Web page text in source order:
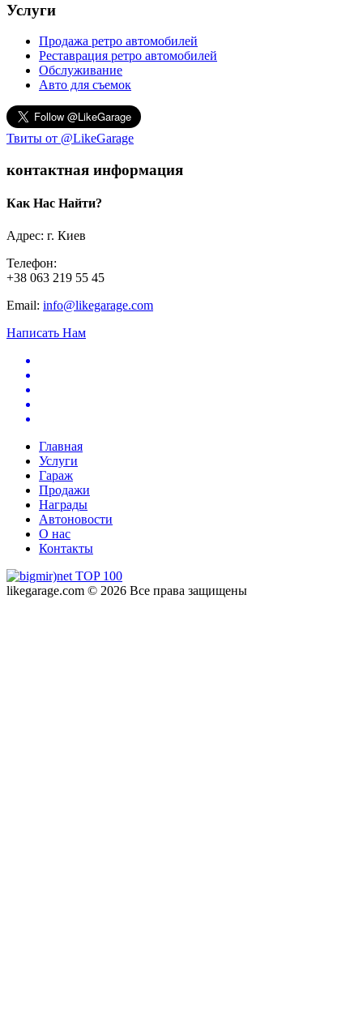
Услуги
Продажа ретро автомобилей
Реставрация ретро автомобилей
Обслуживание
Авто для съемок
Твиты от @LikeGarage
контактная информация
Как Нас Найти?
Адрес: г. Киев
Телефон:
+38 063 219 55 45
Email: info@likegarage.com
Написать Нам
Главная
Услуги
Гараж
Продажи
Награды
Автоновости
О нас
Контакты
likegarage.com © 2026 Все права защищены